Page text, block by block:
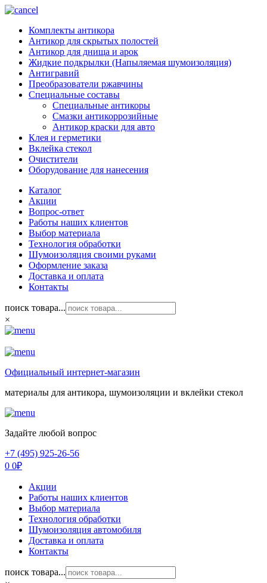
Комплекты антикора
Антикор для скрытых полостей
Антикор для днища и арок
Жидкие подкрылки (Напыляемая шумоизоляция)
Антигравий
Преобразователи ржавчины
Специальные составы
Специальные антикоры
Смазки антикоррозийные
Антикор краски для авто
Клея и герметики
Вклейка стекол
Очистители
Оборудование для нанесения
Каталог
Акции
Вопрос-ответ
Работы наших клиентов
Выбор материала
Технология обработки
Шумоизоляция своими руками
Оформление заказа
Доставка и оплата
Контакты
поиск товара...
×
Официальный интернет-магазин
материалы для антикора, шумоизоляции и вклейки стекол
Задайте любой вопрос
+7 (495) 925-26-56
0 0₽
Акции
Работы наших клиентов
Выбор материала
Технология обработки
Шумоизоляция автомобиля
Доставка и оплата
Контакты
поиск товара...